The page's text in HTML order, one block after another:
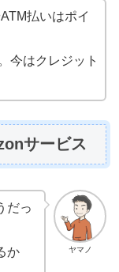
払いはポイ
今はクレジット
サービス
ヤマノ
だっ
か